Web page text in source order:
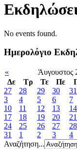
No events found.
Ημερολόγιο
« Άυγουστος
Δε
Tρ Τε Πε
27
28 29 30 31
3
4 5 6 7
10
11 12 13 14
17
18 19 20 21
24
25 26 27 28
31
1 2 3 4
Αναζήτηση...